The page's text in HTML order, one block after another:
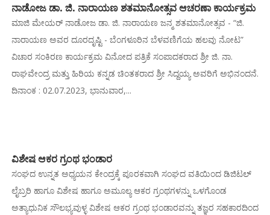
ನಾಡೋಜ ಡಾ. ಜಿ. ನಾರಾಯಣ ಶತಮಾನೋತ್ಸವ ಆಚರಣಾ ಕಾರ್ಯಕ್ರಮ
ಮಾಜಿ ಮೇಯರ್‌ ನಾಡೋಜ ಡಾ. ಜಿ. ನಾರಾಯಣ ಜನ್ಮ ಶತಮಾನೋತ್ಸವ - “ಜಿ.
ನಾರಾಯಣ ಅವರ ದೂರದೃಷ್ಟಿ - ಬೆಂಗಳೂರಿನ ಬೆಳವಣಿಗೆಯ ಹಲವು ನೋಟ”
ವಿಚಾರ ಸಂಕಿರಣ ಕಾರ್ಯಕ್ರಮ ವಿನೋದ ಪತ್ರಿಕೆ ಸಂಪಾದಕರಾದ ಶ್ರೀ ಜಿ. ನಾ.
ರಾಘವೇಂದ್ರ ಮತ್ತು ಹಿರಿಯ ಕನ್ನಡ ಚಿಂತಕರಾದ ಶ್ರೀ ಸಿದ್ದಯ್ಯ ಅವರಿಗೆ ಅಭಿನಂದನೆ.
ದಿನಾಂಕ : 02.07.2023, ಭಾನುವಾರ,...
ವಿಶೇಷ ಆಕರ ಗ್ರಂಥ ಭಂಡಾರ
ಸಂಘದ ಉನ್ನತ ಅಧ್ಯಯನ ಕೇಂದ್ರಕ್ಕೆ ಪೂರಕವಾಗಿ ಸಂಘದ ವತಿಯಿಂದ ಡಿಜಿಟಲ್
ಲೈಬ್ರರಿ ಹಾಗೂ ವಿಶೇಷ ಹಾಗೂ ಅಮೂಲ್ಯ ಆಕರ ಗ್ರಂಥಗಳನ್ನು ಒಳಗೊಂಡ
ಅತ್ಯಾಧುನಿಕ ಸೌಲಭ್ಯವುಳ್ಳ ವಿಶೇಷ ಆಕರ ಗ್ರಂಥ ಭಂಡಾರವನ್ನು ತಜ್ಞರ ಸಹಕಾರದಿಂದ